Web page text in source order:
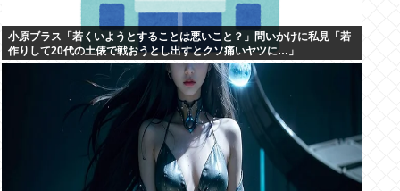
小原ブラス「若くいようとすることは悪いこと？」問いかけに私見「若
作りして20代の土俵で戦おうとし出すとクソ痛いヤツに…」